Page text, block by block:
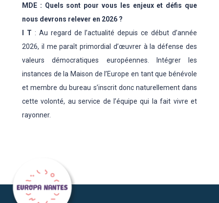
MDE : Quels sont pour vous les enjeux et défis que
nous devrons relever en 2026 ?
I T : Au regard de l’actualité depuis ce début d’année
2026, il me paraît primordial d’œuvrer à la défense des
valeurs démocratiques européennes. Intégrer les
instances de la Maison de l’Europe en tant que bénévole
et membre du bureau s’inscrit donc naturellement dans
cette volonté, au service de l’équipe qui la fait vivre et
rayonner.